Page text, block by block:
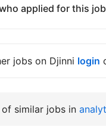
applied for this
jobs on Djinni login
similar jobs in